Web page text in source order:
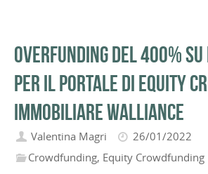
Overfunding del 400%
per il portale di equity
immobiliare Walliance
Valentina Magri
26/01/2022
Crowdfunding, Equity Crowdfunding